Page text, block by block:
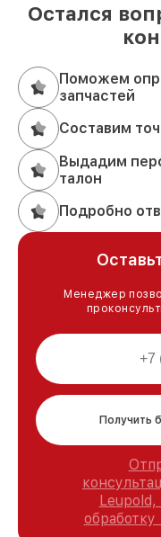
Остался
Поможем
запчастей
Составим
Выдадим
талон
Подробно
Менеджер
Получить